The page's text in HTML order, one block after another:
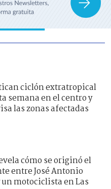
ciclón extratropical
semana en el centro y
las zonas afectadas
cómo se originó el
entre José Antonio
un motociclista en Las